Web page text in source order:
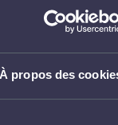
À propos des
circulation de
prise d’effet au
Cass.Civ 2ème
15 juil. 2026 à 17:48